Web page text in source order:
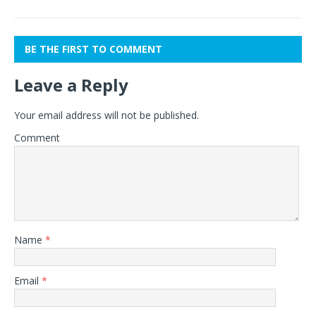
BE THE FIRST TO COMMENT
Leave a Reply
Your email address will not be published.
Comment
Name *
Email *